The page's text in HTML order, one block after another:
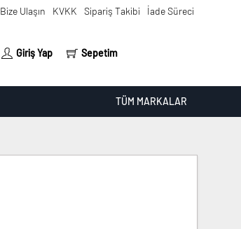
Bize Ulaşın KVKK Sipariş Takibi İade Süreci
Giriş Yap Sepetim
TÜM MARKALAR